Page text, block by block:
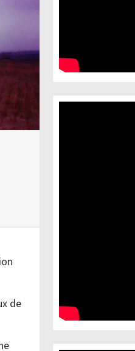
de